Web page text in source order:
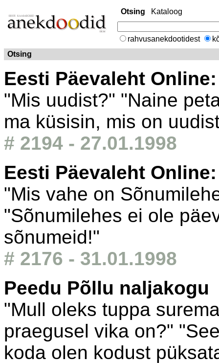
Otsing Kataloog
rahvusanekdootidest
Otsing
Eesti Päevaleht
"Mis uudist?" "Naine
ma küsisin, mis on
# 2194 - 27.01.1998
Eesti Päevaleht
"Mis vahe on
"Sõnumilehes ei ole
sõnumeid!"
# 2176 - 31.01.1998
Peedu Põllu naljakogu
"Mull oleks tuppa
praegusel vika on?"
koda olen kodust